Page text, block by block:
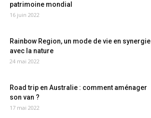
patrimoine mondial
16 juin 2022
Rainbow Region, un mode de vie en synergie
avec la nature
24 mai 2022
Road trip en Australie : comment aménager
son van ?
17 mai 2022